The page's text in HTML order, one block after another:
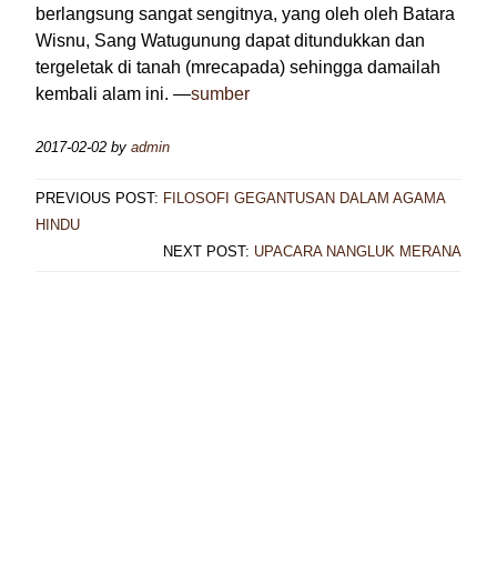
berlangsung sangat sengitnya, yang oleh oleh Batara
Wisnu, Sang Watugunung dapat ditundukkan dan
tergeletak di tanah (mrecapada) sehingga damailah
kembali alam ini. —sumber
2017-02-02 by admin
PREVIOUS POST: FILOSOFI GEGANTUSAN DALAM AGAMA
HINDU
NEXT POST: UPACARA NANGLUK MERANA